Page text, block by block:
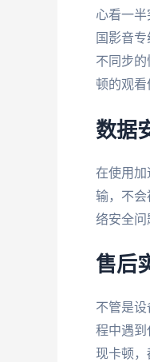
心看一
国影音
不同步
顿的观看
数据
在使用加
输，不会
络安全问
售后
不管是设
程中遇到
现卡顿